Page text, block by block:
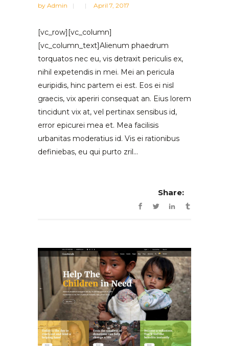
by Admin April 7, 2017
[vc_row][vc_column]
[vc_column_text]Alienum phaedrum
torquatos nec eu, vis detraxit periculis ex,
nihil expetendis in mei. Mei an pericula
euripidis, hinc partem ei est. Eos ei nisl
graecis, vix aperiri consequat an. Eius lorem
tincidunt vix at, vel pertinax sensibus id,
error epicurei mea et. Mea facilisis
urbanitas moderatius id. Vis ei rationibus
definiebas, eu qui purto zril...
Share: